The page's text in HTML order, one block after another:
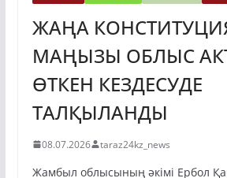
ЖАҢА
МАҢЫЗЫ ОБЛЫС
ӨТКЕН КЕЗДЕСУДЕ
ТАЛҚЫЛАНДЫ
08.07.2026 taraz24kz_news
Жамбыл облысының әкімі Ербол